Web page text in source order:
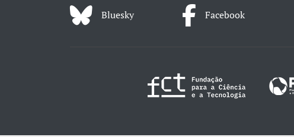
Bluesky Facebook